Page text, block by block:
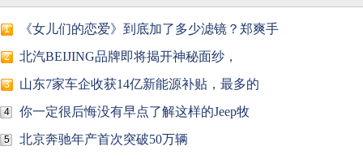
1 《女儿们的恋爱》到底加了多少滤镜？郑爽手
2 北汽BEIJING品牌即将揭开神秘面纱，
3 山东7家车企收获14亿新能源补贴，最多的
4 你一定很后悔没有早点了解这样的Jeep牧
5 北京奔驰年产首次突破50万辆